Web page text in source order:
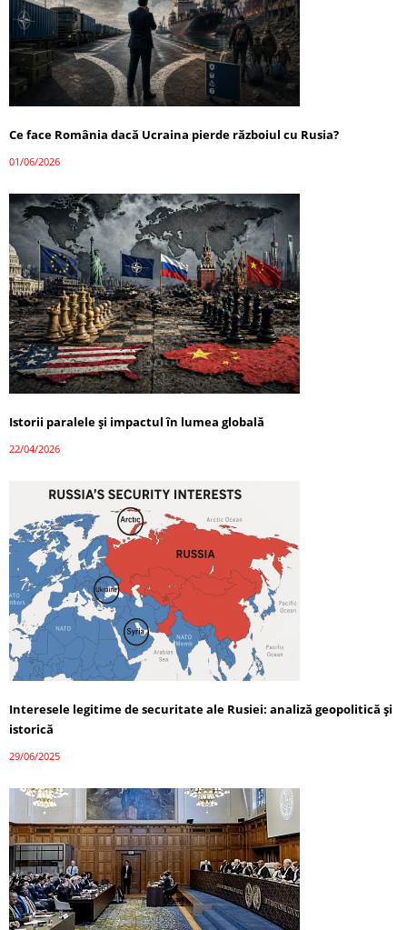
Ce face România dacă Ucraina pierde războiul cu Rusia?
01/06/2026
Istorii paralele și impactul în lumea globală
22/04/2026
Interesele legitime de securitate ale Rusiei: analiză geopolitică și
istorică
29/06/2025